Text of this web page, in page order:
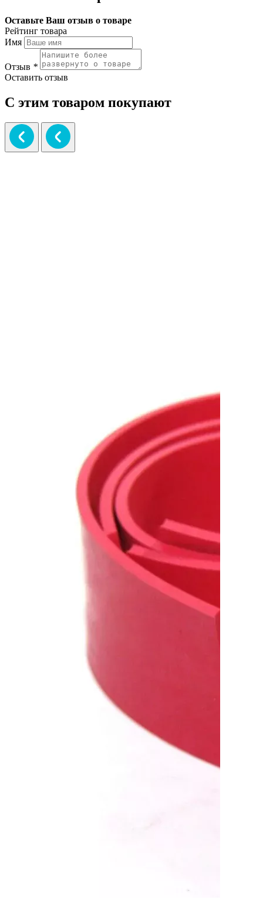
Оставьте Ваш отзыв о товаре
Рейтинг товара
Имя
Отзыв *
Оставить отзыв
С этим товаром покупают